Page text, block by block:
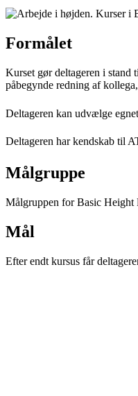
Formålet
Kurset gør deltageren i
påbegynde redning af
Deltageren kan udvælge
Deltageren har kendskab til
Målgruppe
Målgruppen for Basic Height
Mål
Efter endt kursus får